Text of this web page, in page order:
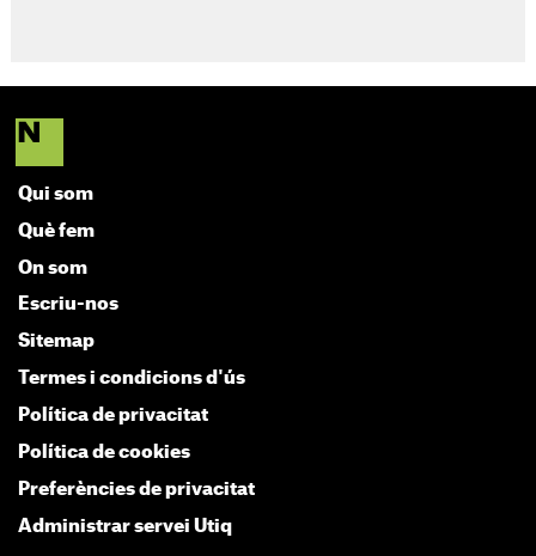
Qui som
Què fem
On som
Escriu-nos
Sitemap
Termes i condicions d'ús
Política de privacitat
Política de cookies
Preferències de privacitat
Administrar servei Utiq